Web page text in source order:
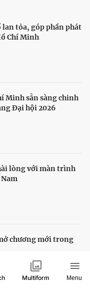
tỏa, góp phần phát
Chí Minh
Minh sẵn sàng chinh
Đại hội 2026
lòng với màn trình
chương mới trong
Multiform Menu